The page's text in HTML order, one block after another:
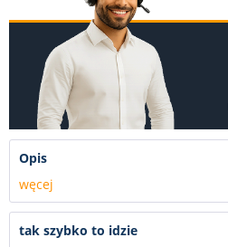
Opis
węcej
tak szybko to idzie